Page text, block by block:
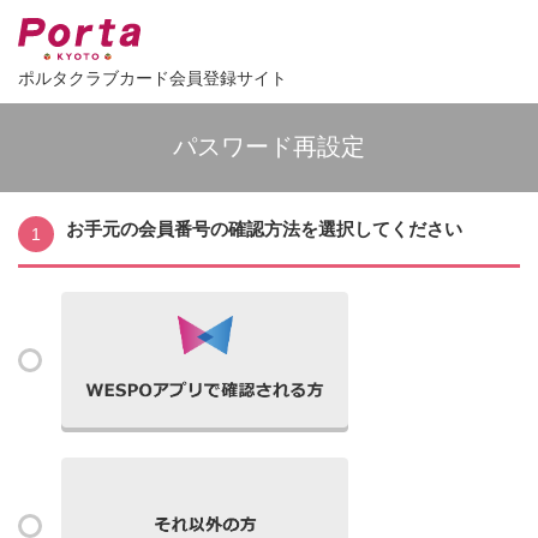
ポルタクラブカード会員登録サイト
パスワード再設定
1 お手元の会員番号の確認方法を選択してください